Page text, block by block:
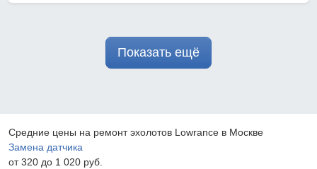
Показать ещё
Средние цены на ремонт эхолотов Lowrance в Москве
Замена датчика
от 320 до 1 020 pyб.